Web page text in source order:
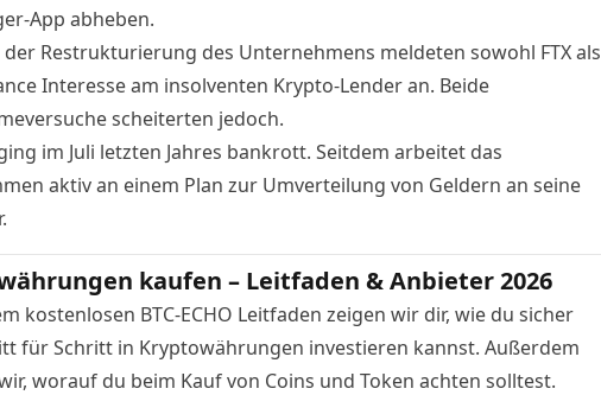
App abheben.
Restrukturierung des Unternehmens meldeten sowohl FTXals
Interesse am insolventen Krypto-Lenderan. Beide
scheiterten jedoch.
im Juli letzten Jahres bankrott. Seitdem arbeitet das
aktiv an einem Plan zur Umverteilung von Geldern an seine
kaufen – Leitfaden & Anbieter 2026
kostenlosen BTC-ECHO Leitfaden zeigen wir dir, wie du sicher
für Schritt in Kryptowährungen investieren kannst. Außerdem
worauf du beim Kauf von Coins und Token achten solltest.